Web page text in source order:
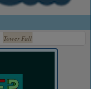
Tower Fall